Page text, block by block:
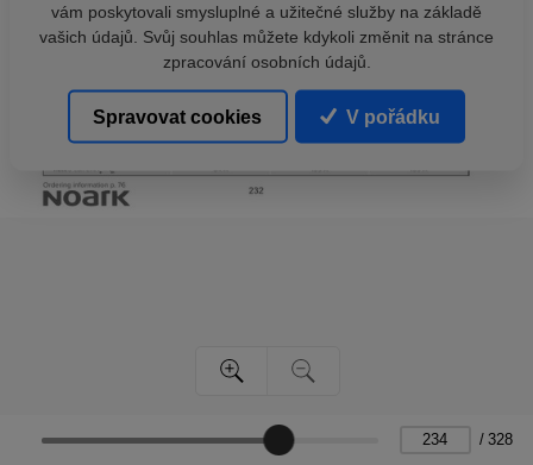
/ 328
vám poskytovali smysluplné a užitečné služby na základě
vašich údajů. Svůj souhlas můžete kdykoli změnit na stránce
zpracování osobních údajů.
Spravovat cookies V pořádku